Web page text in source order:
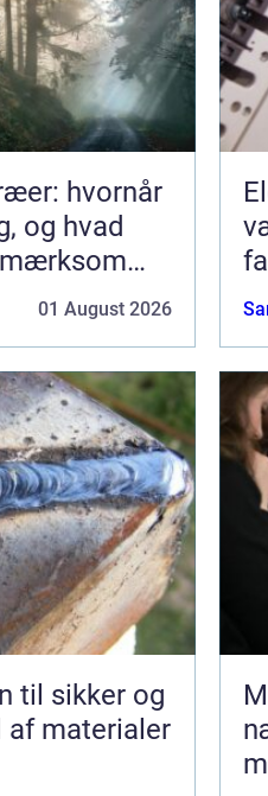
hvornår
og hvad
01 August 2026
til sikker og
af materialer